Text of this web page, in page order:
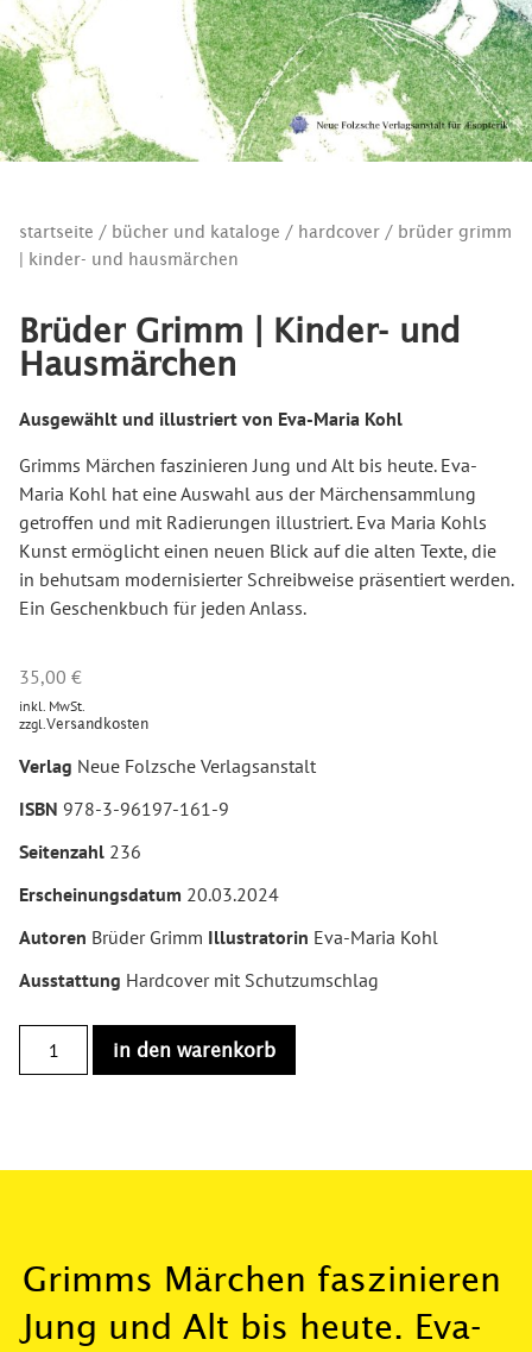
startseite / bücher und kataloge / hardcover / brüder grimm
| kinder- und hausmärchen
Brüder Grimm | Kinder- und
Hausmärchen
Ausgewählt und illustriert von Eva-Maria Kohl
Grimms Märchen faszinieren Jung und Alt bis heute. Eva-
Maria Kohl hat eine Auswahl aus der Märchensammlung
getroffen und mit Radierungen illustriert. Eva Maria Kohls
Kunst ermöglicht einen neuen Blick auf die alten Texte, die
in behutsam modernisierter Schreibweise präsentiert werden.
Ein Geschenkbuch für jeden Anlass.
35,00 €
inkl. MwSt.
zzgl. Versandkosten
Verlag Neue Folzsche Verlagsanstalt
ISBN 978-3-96197-161-9
Seitenzahl 236
Erscheinungsdatum 20.03.2024
Autoren Brüder Grimm Illustratorin Eva-Maria Kohl
Ausstattung Hardcover mit Schutzumschlag
in den warenkorb
Grimms Märchen faszinieren
Jung und Alt bis heute. Eva-